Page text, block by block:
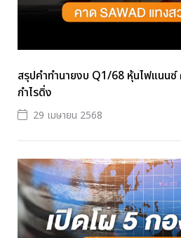
สรุปคำทำนายงบ Q1/68 หุ้นไฟแนนซ์
กำไรดิ่ง
29 เมษายน 2568